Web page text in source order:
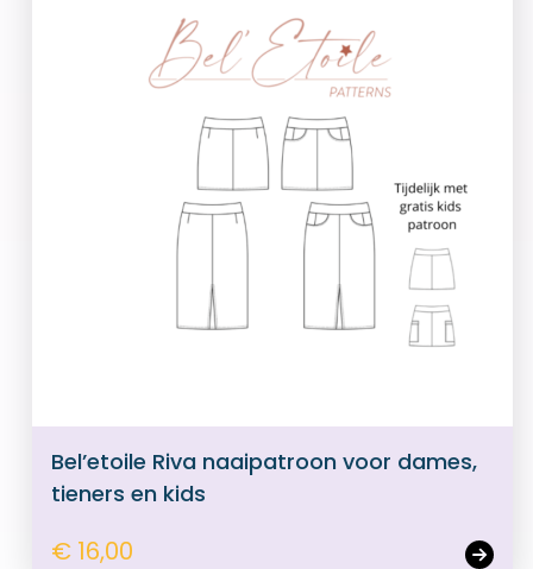
Bel’etoile Riva naaipatroon voor dames,
tieners en kids
€ 16,00